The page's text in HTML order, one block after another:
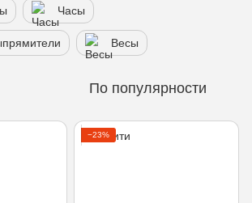
Часы
Весы
По популярности
−23%